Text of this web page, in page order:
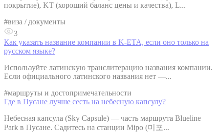
покрытие), KT (хороший баланс цены и качества), L...
#виза / документы
3
Как указать название компании в K-ETA, если оно только на
русском языке?
Используйте латинскую транслитерацию названия компании.
Если официального латинского названия нет —...
#маршруты и достопримечательности
Где в Пусане лучше сесть на небесную капсулу?
Небесная капсула (Sky Capsule) — часть маршрута Blueline
Park в Пусане. Садитесь на станции Mipo (미포...